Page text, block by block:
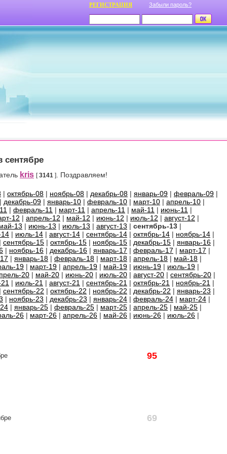
РЕГИСТРАЦИЯ Забыли пароль?
сентябре
kris [3141 ] . Поздравляем!
| октябрь-08 | ноябрь-08 | декабрь-08 | январь-09 | февраль-09 |
| декабрь-09 | январь-10 | февраль-10 | март-10 | апрель-10 |
| февраль-11 | март-11 | апрель-11 | май-11 | июнь-11 |
12 | апрель-12 | май-12 | июнь-12 | июль-12 | август-12 |
13 | июнь-13 | июль-13 | август-13 | сентябрь-13 |
| июль-14 | август-14 | сентябрь-14 | октябрь-14 | ноябрь-14 |
| сентябрь-15 | октябрь-15 | ноябрь-15 | декабрь-15 | январь-16 |
| ноябрь-16 | декабрь-16 | январь-17 | февраль-17 | март-17 |
| январь-18 | февраль-18 | март-18 | апрель-18 | май-18 |
19 | март-19 | апрель-19 | май-19 | июнь-19 | июль-19 |
20 | май-20 | июнь-20 | июль-20 | август-20 | сентябрь-20 |
| июль-21 | август-21 | сентябрь-21 | октябрь-21 | ноябрь-21 |
| сентябрь-22 | октябрь-22 | ноябрь-22 | декабрь-22 | январь-23 |
| ноябрь-23 | декабрь-23 | январь-24 | февраль-24 | март-24 |
| январь-25 | февраль-25 | март-25 | апрель-25 | май-25 |
26 | март-26 | апрель-26 | май-26 | июнь-26 | июль-26 |
95
69